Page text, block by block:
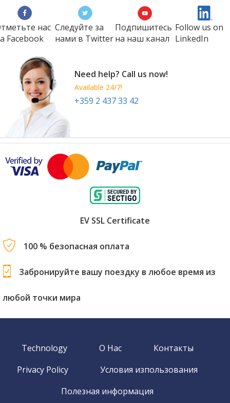
нас
Faсеbook
Следуйте за
нами в Twitter
Подпишитесь
на наш канал
Follow us on
LinkedIn
Need help? Call us now!
Available 24/7!
+359 2 437 33 42
EV SSL Certificate
100 % безопасная оплата
Забронируйте вашу поездку в любое время из
любой точки мира
Technology О Нас
Контакты
Privacy Policy
Условия изпользования
Полезная информация